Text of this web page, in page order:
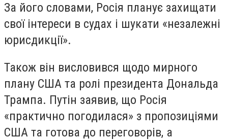
За його словами, Росія планує захищати
свої інтереси в судах і шукати «незалежні
юрисдикції».
Також він висловився щодо мирного
плану США та ролі президента Дональда
Трампа. Путін заявив, що Росія
«практично погодилася» з пропозиціями
США та готова до переговорів, а